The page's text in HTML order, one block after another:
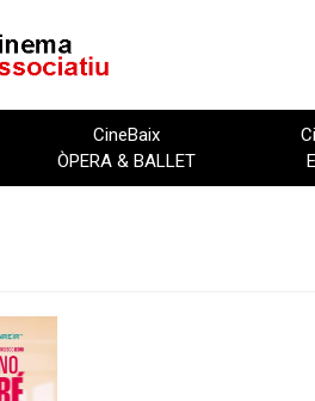
CineBaix
ÒPERA & BALLET